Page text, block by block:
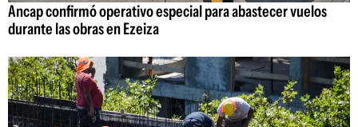
Ancap confirmó operativo especial para abastecer vuelos
durante las obras en Ezeiza